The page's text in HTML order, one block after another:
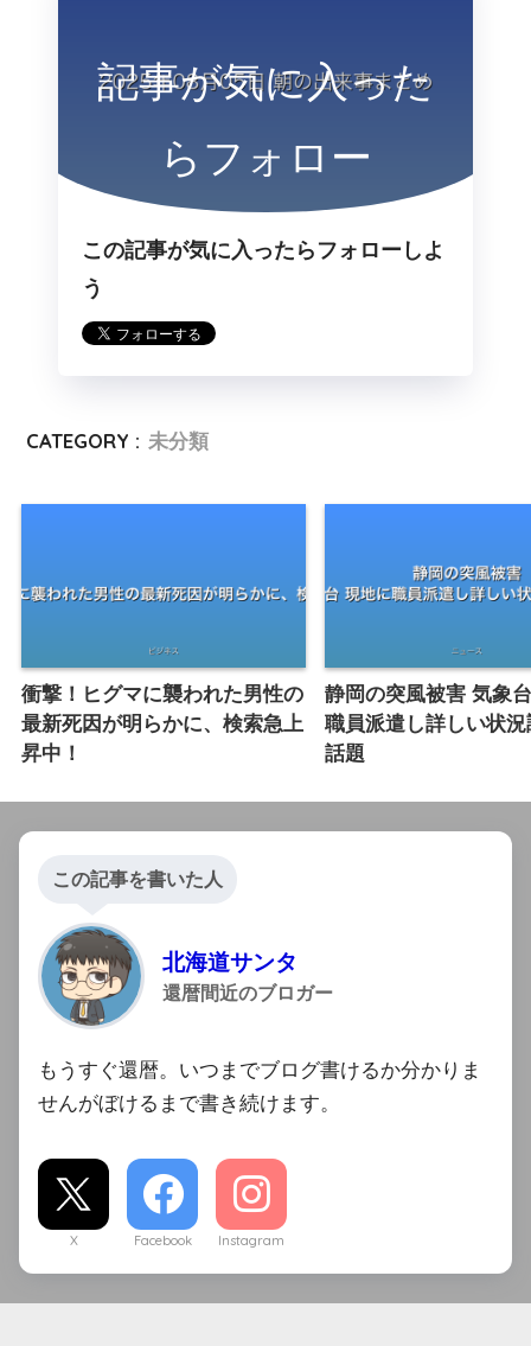
記事が気に入った
らフォロー
この記事が気に入ったらフォローしよ
う
CATEGORY : 未分類
衝撃！ヒグマに襲われた男性の
最新死因が明らかに、検索急上
昇中！
静岡の突風被害 気象
職員派遣し詳しい状
話題
この記事を書いた人
北海道サンタ
還暦間近のブロガー
もうすぐ還暦。いつまでブログ書けるか分かりま
せんがぼけるまで書き続けます。
X Facebook Instagram